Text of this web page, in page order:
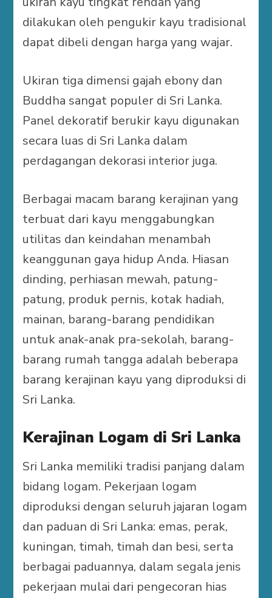
dilakukan oleh pengukir kayu tradisional
dapat dibeli dengan harga yang wajar.
Ukiran tiga dimensi gajah ebony dan
Buddha sangat populer di Sri Lanka.
Panel dekoratif berukir kayu digunakan
secara luas di Sri Lanka dalam
perdagangan dekorasi interior juga.
Berbagai macam barang kerajinan yang
terbuat dari kayu menggabungkan
utilitas dan keindahan menambah
keanggunan gaya hidup Anda. Hiasan
dinding, perhiasan mewah, patung-
patung, produk pernis, kotak hadiah,
mainan, barang-barang pendidikan
untuk anak-anak pra-sekolah, barang-
barang rumah tangga adalah beberapa
barang kerajinan kayu yang diproduksi di
Sri Lanka.
Kerajinan Logam di Sri Lanka
Sri Lanka memiliki tradisi panjang dalam
bidang logam. Pekerjaan logam
diproduksi dengan seluruh jajaran logam
dan paduan di Sri Lanka: emas, perak,
kuningan, timah, timah dan besi, serta
berbagai paduannya, dalam segala jenis
pekerjaan mulai dari pengecoran hias